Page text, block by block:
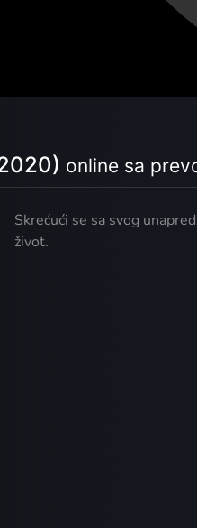
online sa
Skrećući se sa svog
život.